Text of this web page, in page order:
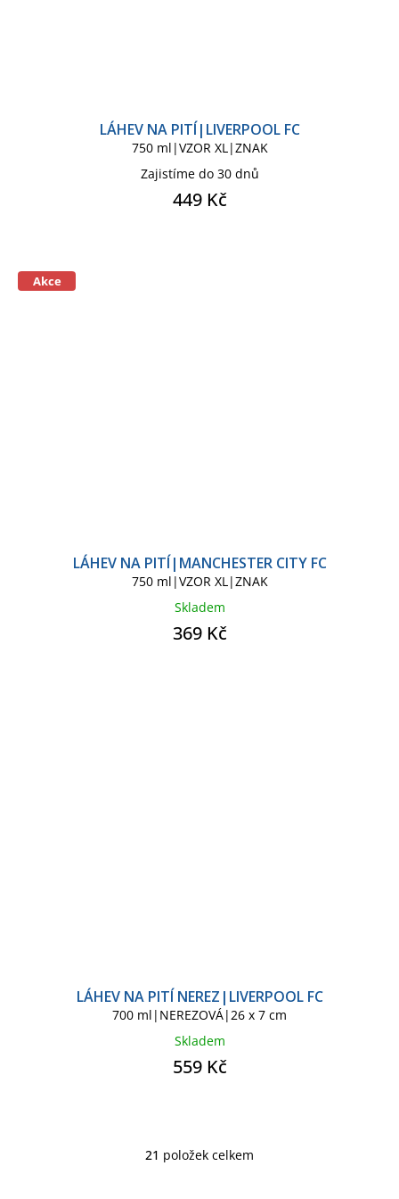
LÁHEV NA PITÍ|LIVERPOOL FC
750 ml|VZOR XL|ZNAK
Zajistíme do 30 dnů
449 Kč
Akce
LÁHEV NA PITÍ|MANCHESTER CITY FC
750 ml|VZOR XL|ZNAK
Skladem
369 Kč
LÁHEV NA PITÍ NEREZ|LIVERPOOL FC
700 ml|NEREZOVÁ|26 x 7 cm
Skladem
559 Kč
O
21 položek celkem